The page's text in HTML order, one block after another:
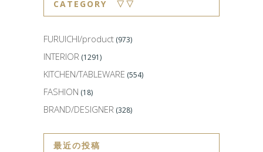
CATEGORY ▽▽
FURUICHI/product (973)
INTERIOR (1291)
KITCHEN/TABLEWARE (554)
FASHION (18)
BRAND/DESIGNER (328)
最近の投稿